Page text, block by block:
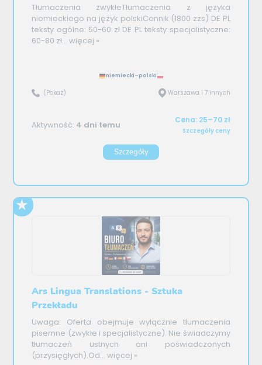
Tłumaczenia zwykłeTłumaczenia z języka
niemieckiego na język polskiCennik (1800 zzs) DE PL
teksty ogólne: 50-60 zł DE PL teksty specjalistyczne:
60-80 zł... więcej »
niemiecki–polski
(Pokaż) Warszawa i 7 innych
Aktywność: 4 dni temu Cena: 25–70 zł
Szczegóły ceny
Szczegóły
Ars Lingua Translations - Sztuka
Przekładu
Uwaga: Oferta obejmuje wyłącznie tłumaczenia
pisemne (zwykłe i specjalistyczne). Nie świadczymy
tłumaczeń ustnych ani poświadczonych
(przysięgłych).Od... więcej »